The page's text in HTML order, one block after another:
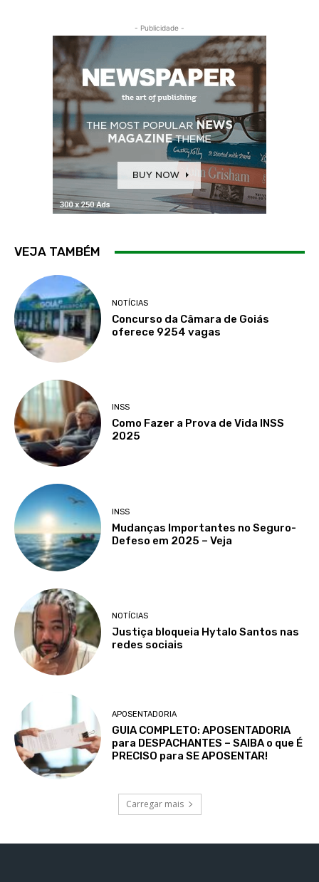
- Publicidade -
VEJA TAMBÉM
NOTÍCIAS
Concurso da Câmara de Goiás
oferece 9254 vagas
INSS
Como Fazer a Prova de Vida INSS
2025
INSS
Mudanças Importantes no Seguro-
Defeso em 2025 – Veja
NOTÍCIAS
Justiça bloqueia Hytalo Santos nas
redes sociais
APOSENTADORIA
GUIA COMPLETO: APOSENTADORIA
para DESPACHANTES – SAIBA o que É
PRECISO para SE APOSENTAR!
Carregar mais